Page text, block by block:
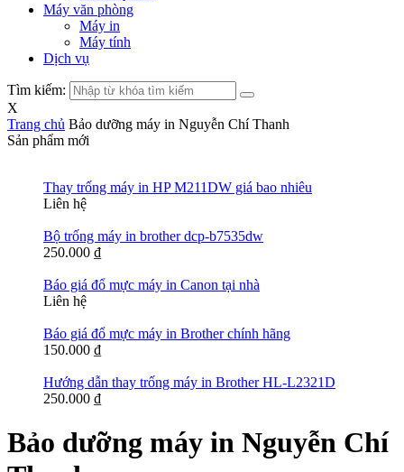
Máy văn phòng
Máy in
Máy tính
Dịch vụ
Tìm kiếm:
X
Trang chủ Bảo dưỡng máy in Nguyễn Chí Thanh
Sản phẩm mới
Thay trống máy in HP M211DW giá bao nhiêu
Liên hệ
Bộ trống máy in brother dcp-b7535dw
250.000 ₫
Báo giá đổ mực máy in Canon tại nhà
Liên hệ
Báo giá đổ mực máy in Brother chính hãng
150.000 ₫
Hướng dẫn thay trống máy in Brother HL-L2321D
250.000 ₫
Bảo dưỡng máy in Nguyễn Chí